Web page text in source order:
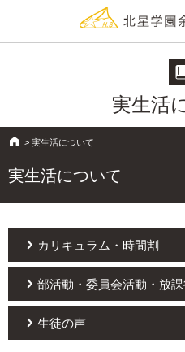
実生活
> 実生活について
実生活について
カリキュラム・時間割
部活動・委員会活動・放
生徒の声